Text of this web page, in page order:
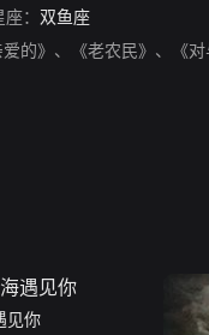
座： 双鱼座
的》、《老农民》、《
见你